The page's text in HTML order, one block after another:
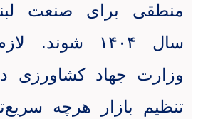
منطقی برای صنعت
سال ۱۴۰۴
وزارت جهاد کشاورزی
تنظیم بازار هرچه